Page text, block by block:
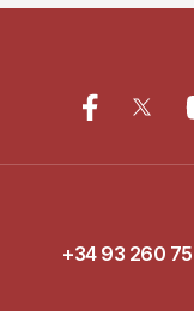
+34 93 260